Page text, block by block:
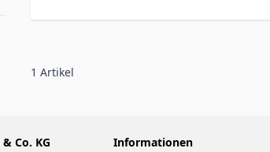
1 Artikel
Co. KG
Informationen